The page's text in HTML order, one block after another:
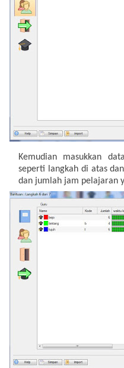
Kemudian masukkan
seperti langkah di atas
dan jumlah jam pelajaran